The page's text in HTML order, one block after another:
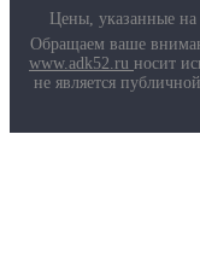
Цены, указанные на
Обращаем ваше
www.adk52.ru носит
не является